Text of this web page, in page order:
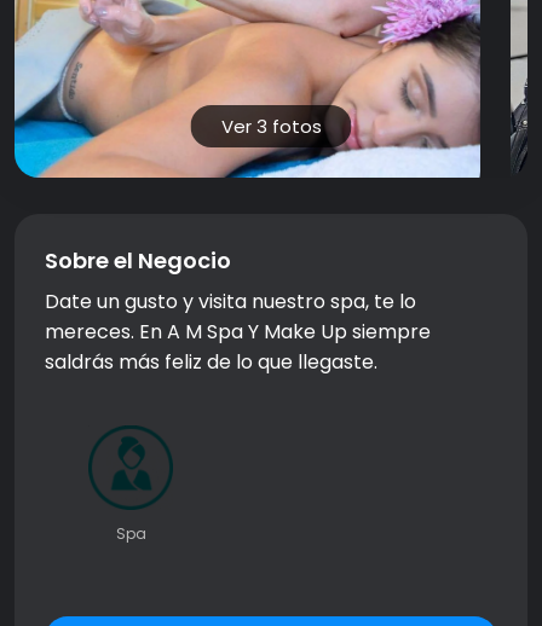
Ver 3 fotos
Sobre el Negocio
Date un gusto y visita nuestro spa, te lo
mereces. En A M Spa Y Make Up siempre
saldrás más feliz de lo que llegaste.
Spa